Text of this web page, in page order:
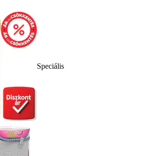
Speciális